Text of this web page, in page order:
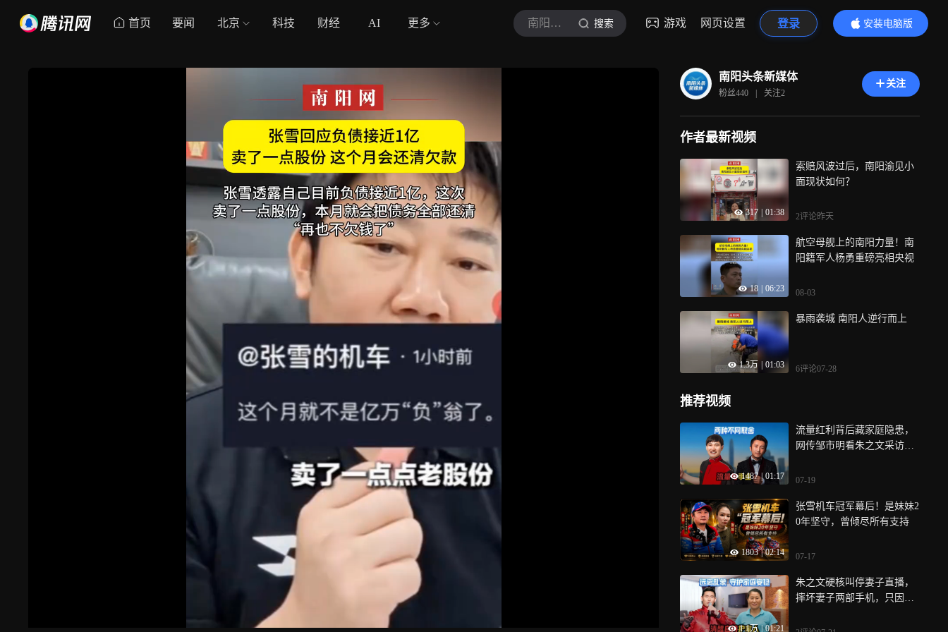
首页 要闻 北京 科技 财经 AI 更多 南阳头条新媒体 搜索 游戏 网页设置 登录
安装电脑版
内容更精彩
南阳头条新媒体
粉丝440 | 关注2
关注
作者最新视频
317 01:38
索赔风波过后，南阳渝见小
面现状如何？
2评论昨天
18 06:23
航空母舰上的南阳力量！南
阳籍军人杨勇重磅亮相央视
08-03
1.3万 01:03
暴雨袭城 南阳人逆行而上
6评论07-28
推荐视频
1487 | 01:17
流量红利背后藏家庭隐患，
网传邹市明看朱之文采访落
得反思
07-19
1803 | 02:14
张雪机车冠军幕后！是妹妹2
0年坚守，曾倾尽所有支持
07-17
1.1万 01:21
朱之文硬核叫停妻子直播，
摔坏妻子两部手机，只因看